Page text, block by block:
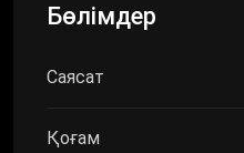
Бөлімдер
Саясат
Қоғам